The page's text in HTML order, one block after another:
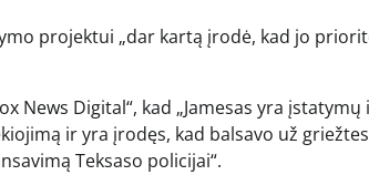
projektui „dar kartą įrodė, kad jo
News Digital“, kad „Jamesas yra įstatymų
ir yra įrodęs, kad balsavo už
Teksaso policijai“.